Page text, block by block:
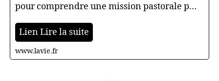
pour comprendre une mission pastorale p…
Lien Lire la suite
www.lavie.fr